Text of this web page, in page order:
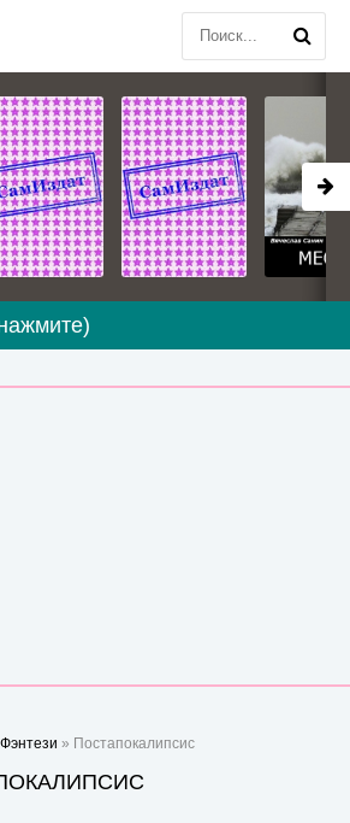
» Постапокалипсис